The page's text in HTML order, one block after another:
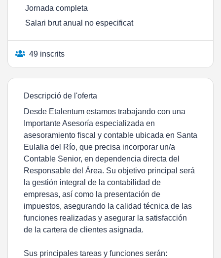
Jornada completa
Salari brut anual no especificat
49 inscrits
Descripció de l'oferta
Desde Etalentum estamos trabajando con una
Importante Asesoría especializada en
asesoramiento fiscal y contable ubicada en Santa
Eulalia del Río, que precisa incorporar un/a
Contable Senior, en dependencia directa del
Responsable del Área. Su objetivo principal será
la gestión integral de la contabilidad de
empresas, así como la presentación de
impuestos, asegurando la calidad técnica de las
funciones realizadas y asegurar la satisfacción
de la cartera de clientes asignada.
Sus principales tareas y funciones serán: